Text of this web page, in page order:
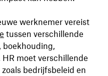
werknemer vereist
tussen verschillende
boekhouding,
moet verschillende
bedrijfsbeleid en